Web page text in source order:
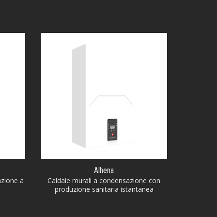
a
Alhena
Caldaie murali a condensazione con
produzione sanitaria istantanea